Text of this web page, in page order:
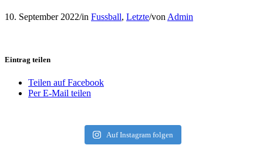
10. September 2022/in Fussball, Letzte/von Admin
Eintrag teilen
Teilen auf Facebook
Per E-Mail teilen
Auf Instagram folgen